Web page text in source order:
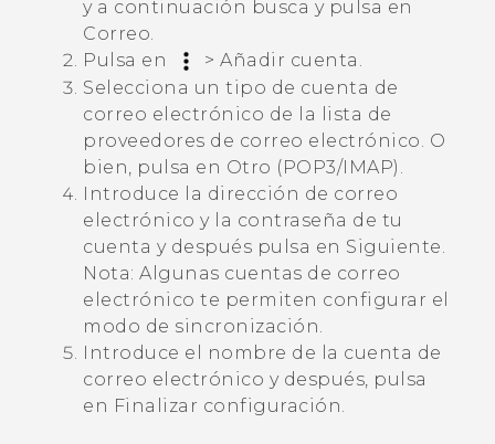
y a continuación busca y pulsa en
Correo.
Pulsa en
> Añadir cuenta .
Selecciona un tipo de cuenta de
correo electrónico de la lista de
proveedores de correo electrónico. O
bien, pulsa en Otro (POP3/IMAP) .
Introduce la dirección de correo
electrónico y la contraseña de tu
cuenta y después pulsa en Siguiente.
Nota: Algunas cuentas de correo
electrónico te permiten configurar el
modo de sincronización.
Introduce el nombre de la cuenta de
correo electrónico y después, pulsa
en Finalizar configuración.